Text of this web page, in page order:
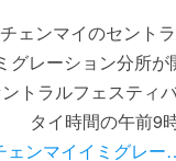
ェンマイのセント
グレーション分所が
トラルフェスティ
タイ時間の午前9
ェンマイイミグレ